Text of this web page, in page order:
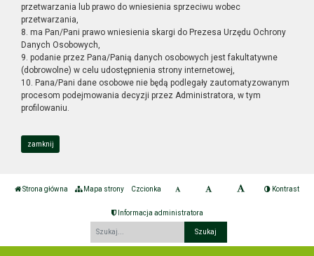
przetwarzania lub prawo do wniesienia sprzeciwu wobec
przetwarzania,
8. ma Pan/Pani prawo wniesienia skargi do Prezesa Urzędu Ochrony
Danych Osobowych,
9. podanie przez Pana/Panią danych osobowych jest fakultatywne
(dobrowolne) w celu udostępnienia strony internetowej,
10. Pana/Pani dane osobowe nie będą podlegały zautomatyzowanym
procesom podejmowania decyzji przez Administratora, w tym
profilowaniu.
zamknij
Strona główna Mapa strony Czcionka Kontrast
Informacja administratora